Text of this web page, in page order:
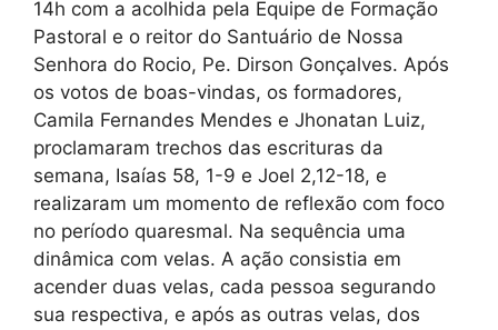
14h com a acolhida pela Equipe de Formação
Pastoral e o reitor do Santuário de Nossa
Senhora do Rocio, Pe. Dirson Gonçalves. Após
os votos de boas-vindas, os formadores,
Camila Fernandes Mendes e Jhonatan Luiz,
proclamaram trechos das escrituras da
semana, Isaías 58, 1-9 e Joel 2,12-18, e
realizaram um momento de reflexão com foco
no período quaresmal. Na sequência uma
dinâmica com velas. A ação consistia em
acender duas velas, cada pessoa segurando
sua respectiva, e após as outras velas, dos